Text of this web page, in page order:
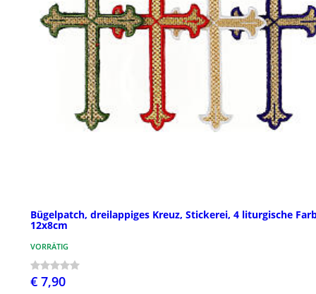
Bügelpatch, dreilappiges Kreuz, Stickerei, 4 liturgische
12x8cm
VORRÄTIG
€ 7,90